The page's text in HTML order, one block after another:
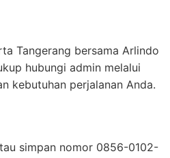
Tangerang bersama Arlindo
hubungi admin melalui
kebutuhan perjalanan Anda.
simpan nomor 0856-0102-